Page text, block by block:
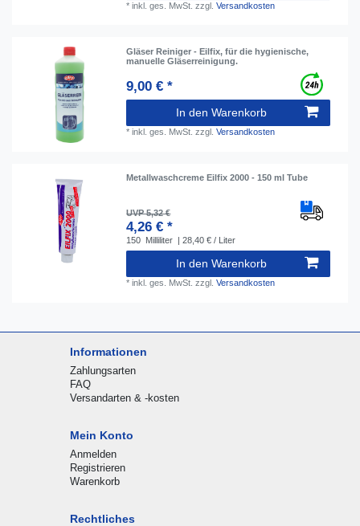
*inkl. ges. MwSt. zzgl.Versandkosten
Gläser Reiniger - Eilfix, für die hygienische,
manuelle Gläserreinigung.
9,00 € *
In den Warenkorb
*inkl. ges. MwSt. zzgl.Versandkosten
Metallwaschcreme Eilfix 2000 - 150 ml Tube
UVP 5,32 €
4,26 € *
150 Milliliter | 28,40 € / Liter
In den Warenkorb
*inkl. ges. MwSt. zzgl.Versandkosten
Informationen
Zahlungsarten
FAQ
Versandarten & -kosten
Mein Konto
Anmelden
Registrieren
Warenkorb
Rechtliches